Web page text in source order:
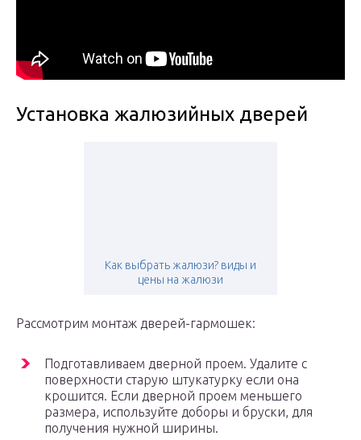
Установка жалюзийных дверей
Как выбрать жалюзи? виды и
цены на жалюзи
Рассмотрим монтаж дверей-гармошек:
Подготавливаем дверной проем. Удалите с
поверхности старую штукатурку если она
крошится. Если дверной проем меньшего
размера, используйте доборы и бруски, для
получения нужной ширины.